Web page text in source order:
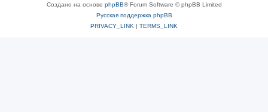
Создано на основе phpBB® Forum Software © phpBB Limited
Русская поддержка phpBB
PRIVACY_LINK | TERMS_LINK